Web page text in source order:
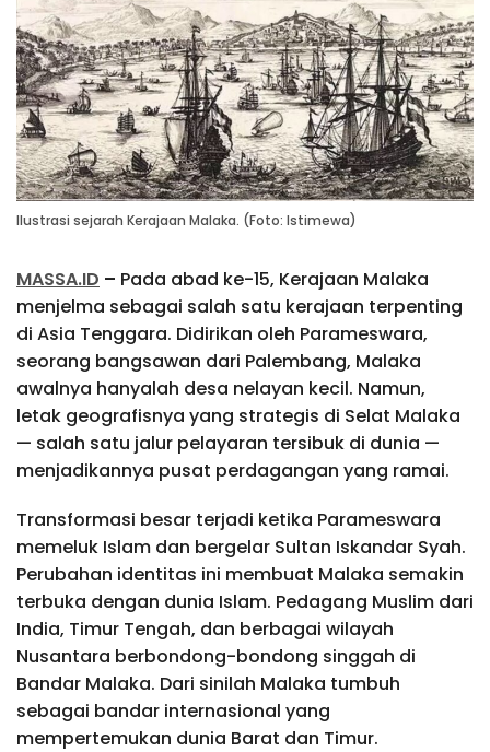
Ilustrasi sejarah Kerajaan Malaka. (Foto: Istimewa)
MASSA.ID – Pada abad ke-15, Kerajaan Malaka
menjelma sebagai salah satu kerajaan terpenting
di Asia Tenggara. Didirikan oleh Parameswara,
seorang bangsawan dari Palembang, Malaka
awalnya hanyalah desa nelayan kecil. Namun,
letak geografisnya yang strategis di Selat Malaka
— salah satu jalur pelayaran tersibuk di dunia —
menjadikannya pusat perdagangan yang ramai.
Transformasi besar terjadi ketika Parameswara
memeluk Islam dan bergelar Sultan Iskandar Syah.
Perubahan identitas ini membuat Malaka semakin
terbuka dengan dunia Islam. Pedagang Muslim dari
India, Timur Tengah, dan berbagai wilayah
Nusantara berbondong-bondong singgah di
Bandar Malaka. Dari sinilah Malaka tumbuh
sebagai bandar internasional yang
mempertemukan dunia Barat dan Timur.